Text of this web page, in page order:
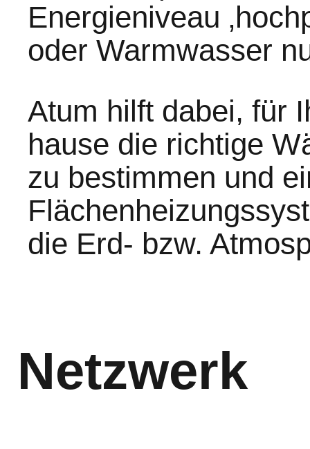
Energieniveau
oder Warmwasser
Atum hilft dabei, für
hause die richtige
zu bestimmen und
die Erd- bzw.
Netzwerk